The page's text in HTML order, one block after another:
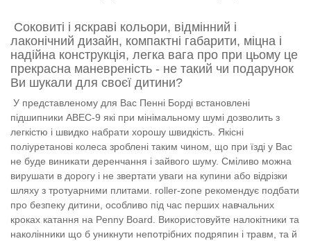
Соковиті і яскраві кольори, відмінний і
лаконічний дизайн, компактні габарити, міцна і
надійна конструкція, легка вага про при цьому це
прекрасна маневреність - не такий чи подарунок
Ви шукали для своєї дитини?
У представленому для Вас Пенні Борді встановлені
підшипники ABEC-9 які при мінімальному шумі дозволить з
легкістю і швидко набрати хорошу швидкість. Якісні
поліуретанові колеса зроблені таким чином, що при їзді у Вас
не буде виникати деренчання і зайвого шуму. Сміливо можна
вирушати в дорогу і не звертати уваги на купини або відрізки
шляху з тротуарними плитами. roller-zone рекомендує подбати
про безпеку дитини, особливо під час перших навчальних
кроках катання на Penny Board. Використовуйте налокітники та
наколінники що б уникнути непотрібних подряпин і травм, та й